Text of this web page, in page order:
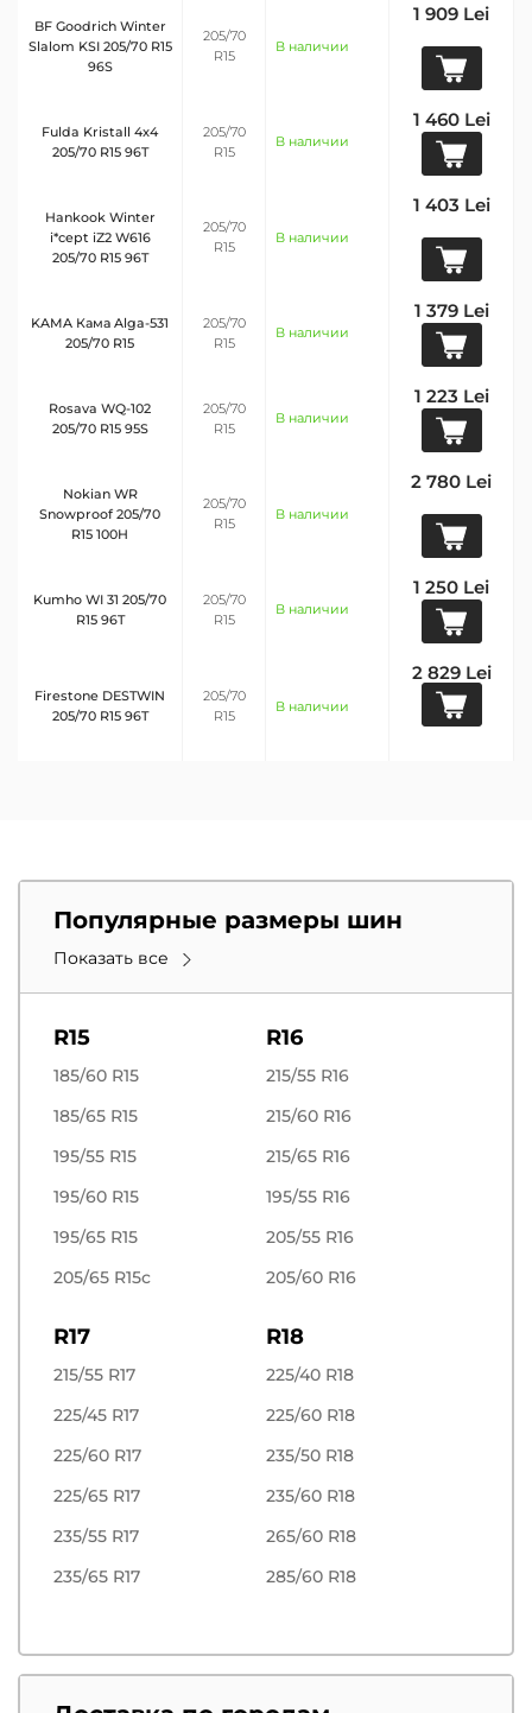
BF Goodrich Winter
Slalom KSI 205/70 R15
96S
205/70
R15
В наличии
1 909 Lei
Fulda Kristall 4x4
205/70 R15 96T
205/70
R15
В наличии
1 460 Lei
Hankook Winter
i*cept iZ2 W616
205/70 R15 96T
205/70
R15
В наличии
1 403 Lei
KAMA Кама Alga-531
205/70 R15
205/70
R15
В наличии
1 379 Lei
Rosava WQ-102
205/70 R15 95S
205/70
R15
В наличии
1 223 Lei
Nokian WR
Snowproof 205/70
R15 100H
205/70
R15
В наличии
2 780 Lei
Kumho WI 31 205/70
R15 96T
205/70
R15
В наличии
1 250 Lei
Firestone DESTWIN
205/70 R15 96T
205/70
R15
В наличии
2 829 Lei
Популярные размеры шин
Показать все
R15
185/60 R15
185/65 R15
195/55 R15
195/60 R15
195/65 R15
205/65 R15c
R16
215/55 R16
215/60 R16
215/65 R16
195/55 R16
205/55 R16
205/60 R16
R17
215/55 R17
225/45 R17
225/60 R17
225/65 R17
235/55 R17
235/65 R17
R18
225/40 R18
225/60 R18
235/50 R18
235/60 R18
265/60 R18
285/60 R18